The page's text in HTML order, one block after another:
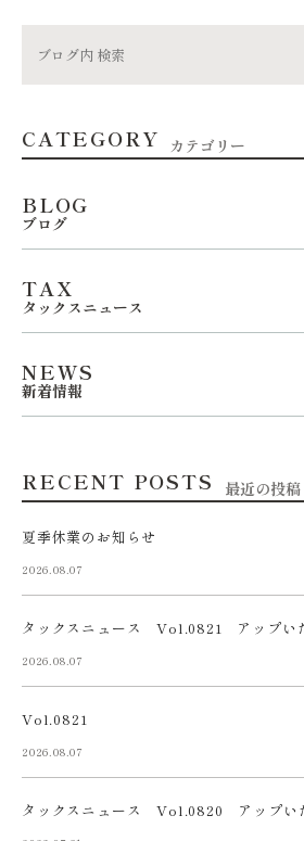
CATEGORY カテゴリー
BLOG
ブログ
TAX
タックスニュース
NEWS
新着情報
RECENT POSTS 最近の投稿
夏季休業のお知らせ
2026.08.07
タックスニュース Vol.0821 アップいた
2026.08.07
Vol.0821
2026.08.07
タックスニュース Vol.0820 アップいた